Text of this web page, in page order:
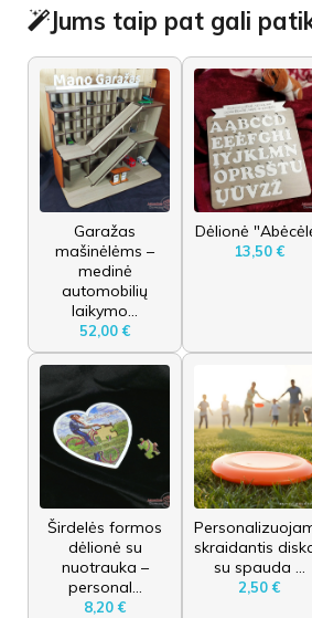
Jums taip pat gali
Garažas
mašinėlėms –
medinė
automobilių
laikymo...
52,00 €
Dėlionė
13,50 €
Širdelės formos
dėlionė su
nuotrauka –
personal...
8,20 €
skraidantis
su spauda ...
2,50 €